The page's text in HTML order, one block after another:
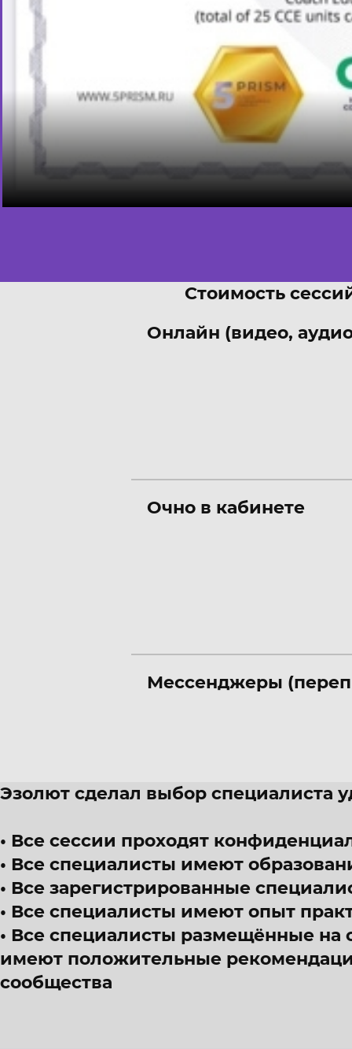
Стоимость
Онлайн (видео,
Очно в кабинете
Мессенджеры
Эзолют сделал выбор специалиста
Все сессии проходят
Все специалисты имеют
Все зарегистрированные
Все специалисты имеют опыт
Все специалисты размещённые на
имеют положительные
сообщества